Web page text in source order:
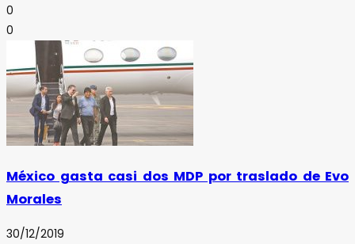
0
0
México gasta casi dos MDP por traslado de Evo
Morales
30/12/2019